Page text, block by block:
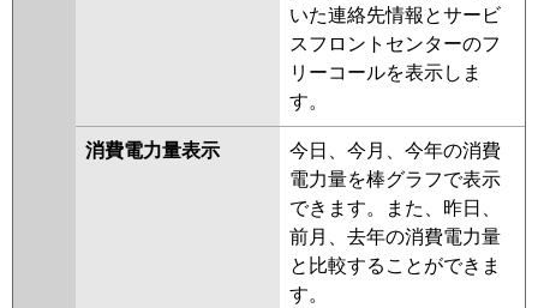
いた連絡先情報とサービ
スフロントセンターのフ
リーコールを表示しま
す。
消費電力量表示
今日、今月、今年の消費
電力量を棒グラフで表示
できます。また、昨日、
前月、去年の消費電力量
と比較することができま
す。